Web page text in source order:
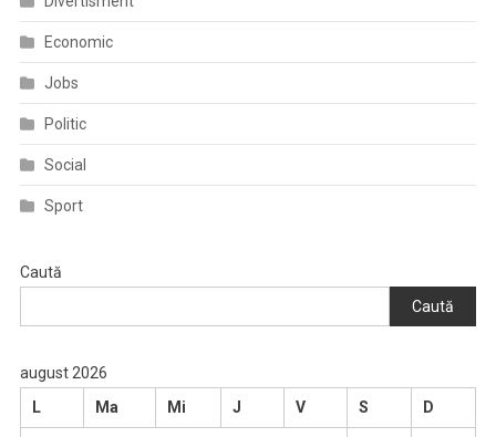
Economic
Jobs
Politic
Social
Sport
Caută
Caută
august 2026
L
Ma Mi J V S D